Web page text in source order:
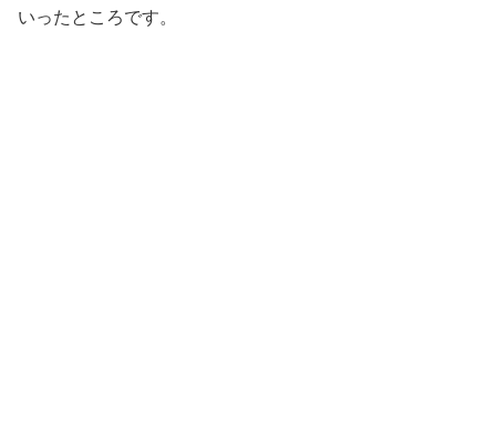
いったところです。